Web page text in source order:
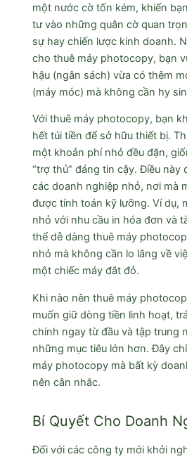
một nước cờ tốn kém, khiến
tư vào những quân cờ quan
sự hay chiến lược kinh doanh.
cho thuê máy photocopy, bạn
hậu (ngân sách) vừa có thêm
(máy móc) mà không cần hy
Với thuê máy photocopy, bạn
hết túi tiền để sở hữu thiết bị.
một khoản phí nhỏ đều đặn,
“trợ thủ” đáng tin cậy. Điều này
các doanh nghiệp nhỏ, nơi mà
được tính toán kỹ lưỡng. Ví dụ,
nhỏ với nhu cầu in hóa đơn và
thể dễ dàng thuê máy
nhỏ mà không cần lo lắng về
một chiếc máy đắt đỏ.
Khi nào nên thuê máy
muốn giữ dòng tiền linh hoạt,
chính ngay từ đầu và tập trung
những mục tiêu lớn hơn. Đây
máy photocopy mà bất kỳ
nên cân nhắc.
Bí Quyết Cho Doanh
Đối với các công ty mới khởi